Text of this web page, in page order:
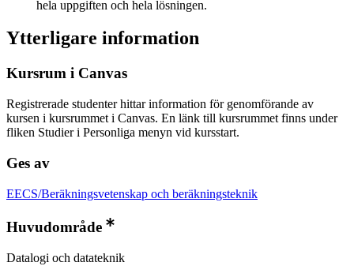
hela uppgiften och hela lösningen.
Ytterligare information
Kursrum i Canvas
Registrerade studenter hittar information för genomförande av
kursen i kursrummet i Canvas. En länk till kursrummet finns under
fliken Studier i Personliga menyn vid kursstart.
Ges av
EECS/Beräkningsvetenskap och beräkningsteknik
Huvudområde
Datalogi och datateknik